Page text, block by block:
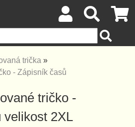
trička
- Zápisník časů
tričko -
velikost 2XL